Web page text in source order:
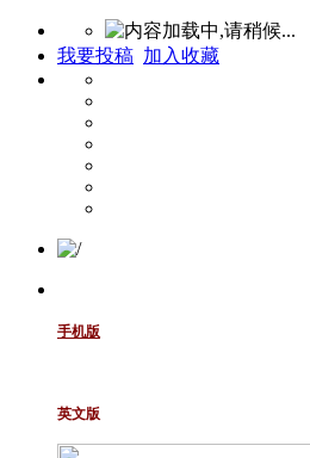
我要投稿 加入收藏
手机版
英文版